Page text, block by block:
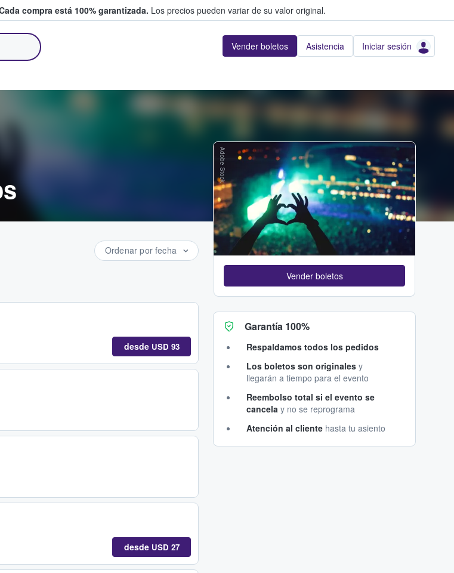
compra está 100% garantizada. Los precios pueden variar de su valor original.
Vender boletos Asistencia Iniciar sesión
Ordenar por fecha
desde USD 93
desde USD 27
Adobe Stock
Vender boletos
Garantía 100%
Respaldamos todos los pedidos
Los boletos son originales y
llegarán a tiempo para el evento
Reembolso total si el evento se
cancela y no se reprograma
Atención al cliente hasta tu asiento